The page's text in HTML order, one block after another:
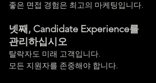
좋은 면접 경험은 최고의 마케팅입니다.
넷째, Candidate Experience를
관리하십시오
탈락자도 미래 고객입니다.
모든 지원자를 존중해야 합니다.